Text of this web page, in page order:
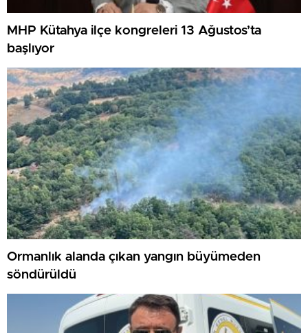
MHP Kütahya ilçe kongreleri 13 Ağustos’ta
başlıyor
Ormanlık alanda çıkan yangın büyümeden
söndürüldü